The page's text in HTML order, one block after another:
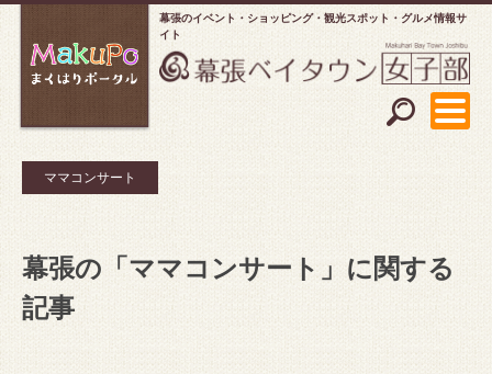
幕張のイベント・ショッピング
観光スポット・グルメ情報サ
イト
ママコンサート
幕張の「ママコンサート」に関する
記事